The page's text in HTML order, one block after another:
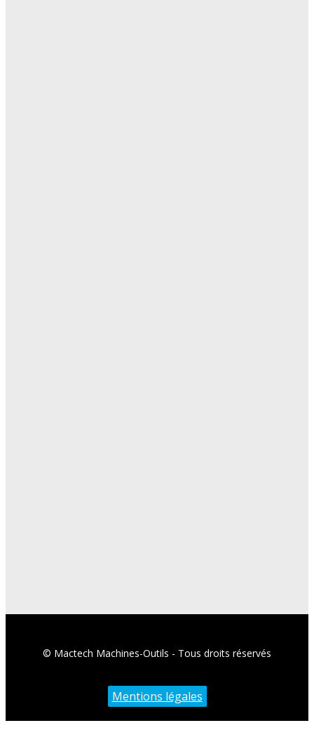
© Mactech Machines-Outils - Tous droits réservés
Mentions légales